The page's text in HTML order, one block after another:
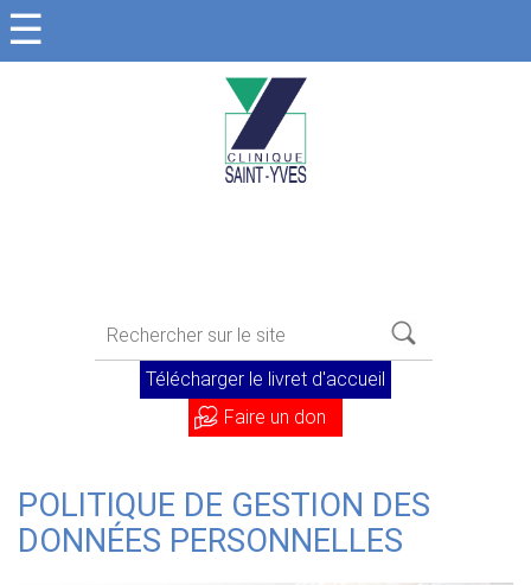
Télécharger le livret d'accueil
Faire un don
☰
POLITIQUE DE GESTION DES
DONNÉES PERSONNELLES